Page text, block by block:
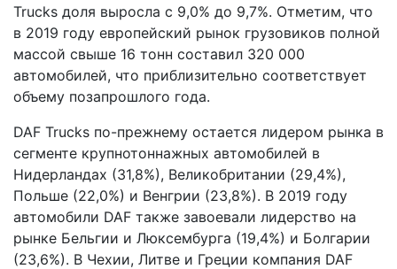
Trucks доля выросла с 9,0% до 9,7%. Отметим, что
в 2019 году европейский рынок грузовиков полной
массой свыше 16 тонн составил 320 000
автомобилей, что приблизительно соответствует
объему позапрошлого года.
DAF Trucks по-прежнему остается лидером рынка в
сегменте крупнотоннажных автомобилей в
Нидерландах (31,8%), Великобритании (29,4%),
Польше (22,0%) и Венгрии (23,8%). В 2019 году
автомобили DAF также завоевали лидерство на
рынке Бельгии и Люксембурга (19,4%) и Болгарии
(23,6%). В Чехии, Литве и Греции компания DAF